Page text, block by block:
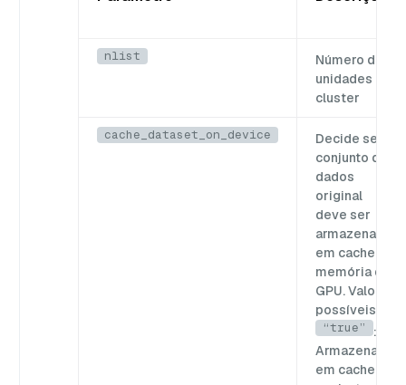
nlist
Número de
unidades de
cluster
cache_dataset_on_device
Decide se o
conjunto de
dados
original
deve ser
armazenado
em cache na
memória da
GPU. Valores
possíveis:
“true”
:
Armazena
em cache o